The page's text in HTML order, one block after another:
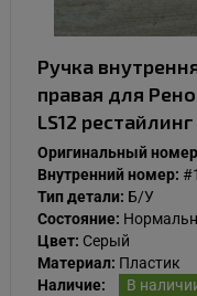
Ручка
правая для
LS12 рестайлинг
Оригинальный номер
Внутренний номер:
Тип детали: Б/У
Состояние:
Цвет: Серый
Материал: Пластик
Наличие:
В